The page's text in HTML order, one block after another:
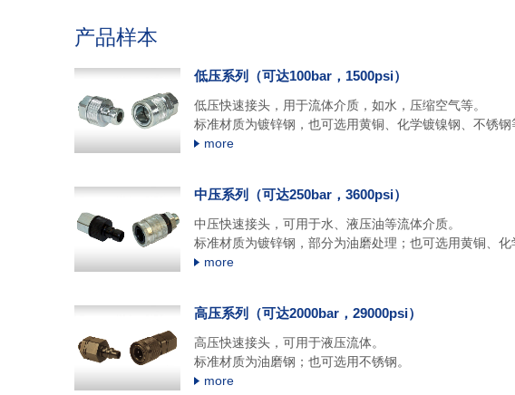
产品样本
低压系列（可达100bar，1500psi）
低压快速接头，用于流体介质，如水，压缩空气等。
标准材质为镀锌钢，也可选用黄铜、化学镀镍钢、不锈钢
more
中压系列（可达250bar，3600psi）
中压快速接头，可用于水、液压油等流体介质。
标准材质为镀锌钢，部分为油磨处理；也可选用黄铜、化
more
高压系列（可达2000bar，29000psi）
高压快速接头，可用于液压流体。
标准材质为油磨钢；也可选用不锈钢。
more